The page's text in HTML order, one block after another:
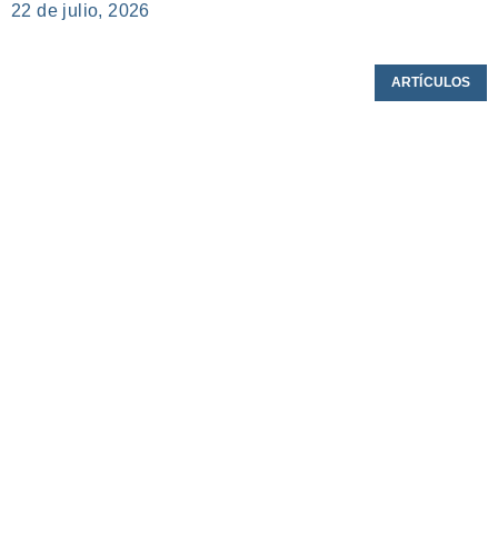
22 de julio, 2026
ARTÍCULOS